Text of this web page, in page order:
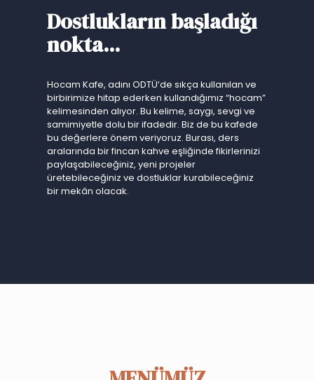
Dostlukların başladığı
nokta...
Hocam Kafe, adını ODTÜ’de sıkça kullanılan ve
birbirimize hitap ederken kullandığımız “hocam”
kelimesinden alıyor. Bu kelime, saygı, sevgi ve
samimiyetle dolu bir ifadedir. Biz de bu kafede
bu değerlere önem veriyoruz. Burası, ders
aralarında bir fincan kahve eşliğinde fikirlerinizi
paylaşabileceğiniz, yeni projeler
üretebileceğiniz ve dostluklar kurabileceğiniz
bir mekân olacak.